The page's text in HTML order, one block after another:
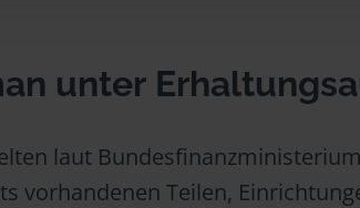
unter
laut
vorhandenen Teilen,